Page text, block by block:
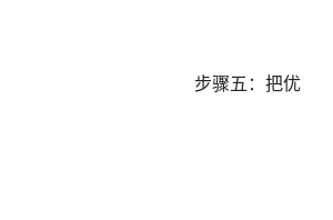
步骤五：把优